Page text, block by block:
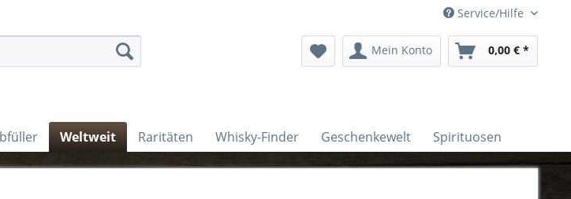
Service/Hilfe
Mein Konto 0,00 € *
Weltweit Raritäten Whisky-Finder Geschenkewelt Spirituosen